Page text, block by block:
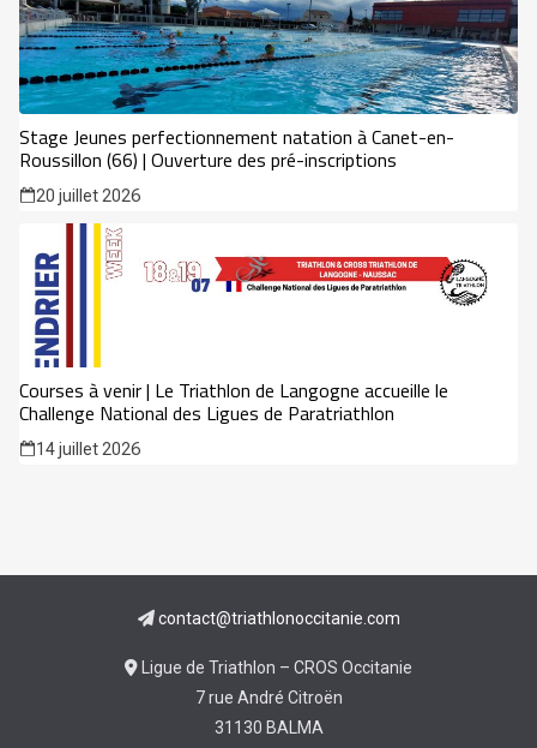
Stage Jeunes perfectionnement natation à Canet-en-
Roussillon (66) | Ouverture des pré-inscriptions
20 juillet 2026
Courses à venir | Le Triathlon de Langogne accueille le
Challenge National des Ligues de Paratriathlon
14 juillet 2026
contact@triathlonoccitanie.com
Ligue de Triathlon – CROS Occitanie
7 rue André Citroën
31130 BALMA